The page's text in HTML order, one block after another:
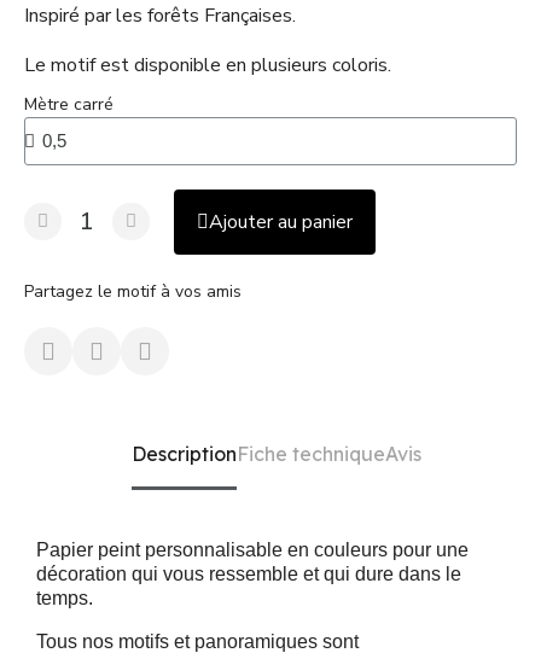
Inspiré par les forêts Françaises.
Le motif est disponible en plusieurs coloris.
Mètre carré
Ajouter au panier
Partagez le motif à vos amis
DescriptionFiche techniqueAvis
Papier peint personnalisable en couleurs pour une
décoration qui vous ressemble et qui dure dans le
temps.
Tous nos motifs et panoramiques sont